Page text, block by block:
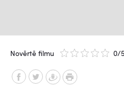
Novērtē filmu 0/5